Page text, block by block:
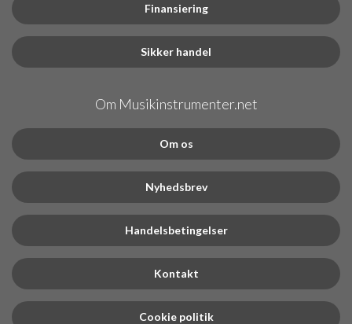
Finansiering
Sikker handel
Om Musikinstrumenter.net
Om os
Nyhedsbrev
Handelsbetingelser
Kontakt
Cookie politik